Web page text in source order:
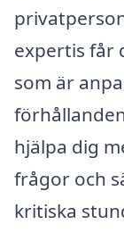
expertis får
som är
hjälpa dig
frågor och
kritiska